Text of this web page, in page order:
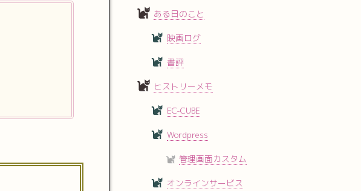
ある日のこと
映画ログ
書評
ヒストリーメモ
EC-CUBE
Wordpress
管理画面カスタム
オンラインサービス